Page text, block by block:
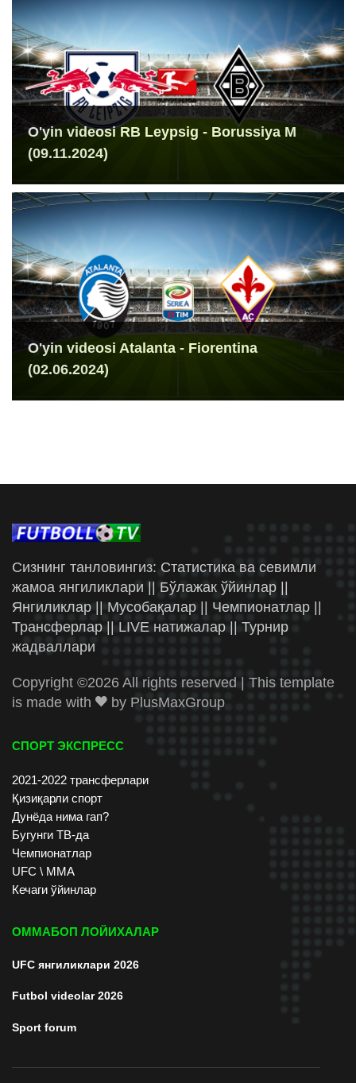
O'yin videosi RB Leypsig - Borussiya M
(09.11.2024)
O'yin videosi Atalanta - Fiorentina
(02.06.2024)
Сизнинг танловингиз: Статистика ва севимли
жамоа янгиликлари || Бўлажак ўйинлар ||
Янгиликлар || Мусобақалар || Чемпионатлар ||
Трансферлар || LIVE натижалар || Турнир
жадваллари
Copyright ©2026 All rights reserved | This template
is made with
by PlusMaxGroup
СПОРТ ЭКСПРЕСС
2021-2022 трансферлари
Қизиқарли спорт
Дунёда нима гап?
Бугунги ТВ-да
Чемпионатлар
UFC \ ММА
Кечаги ўйинлар
ОММАБОП ЛОЙИХАЛАР
UFC янгиликлари 2026
Futbol videolar 2026
Sport forum